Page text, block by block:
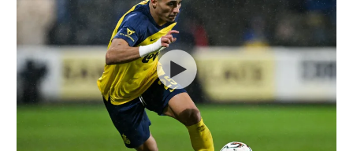
VOD
רץ ברשת
נבחרת ישראל
מכבי חיפה
בית"ר ירושלים
ליגה ספרדית
ליגה איטלקית
ליגה צרפתית
כדורסל נשים
מכבי תל אביב
יורוקאפ
טניס
כדוריד